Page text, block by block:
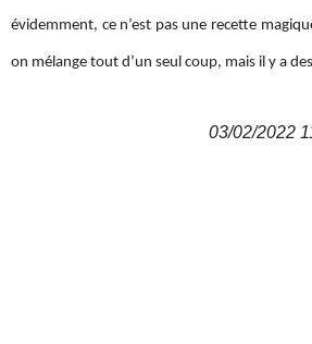
évidemment, ce n’est pas une recette
on mélange tout d’un seul coup, mais il y a
03/02/2022